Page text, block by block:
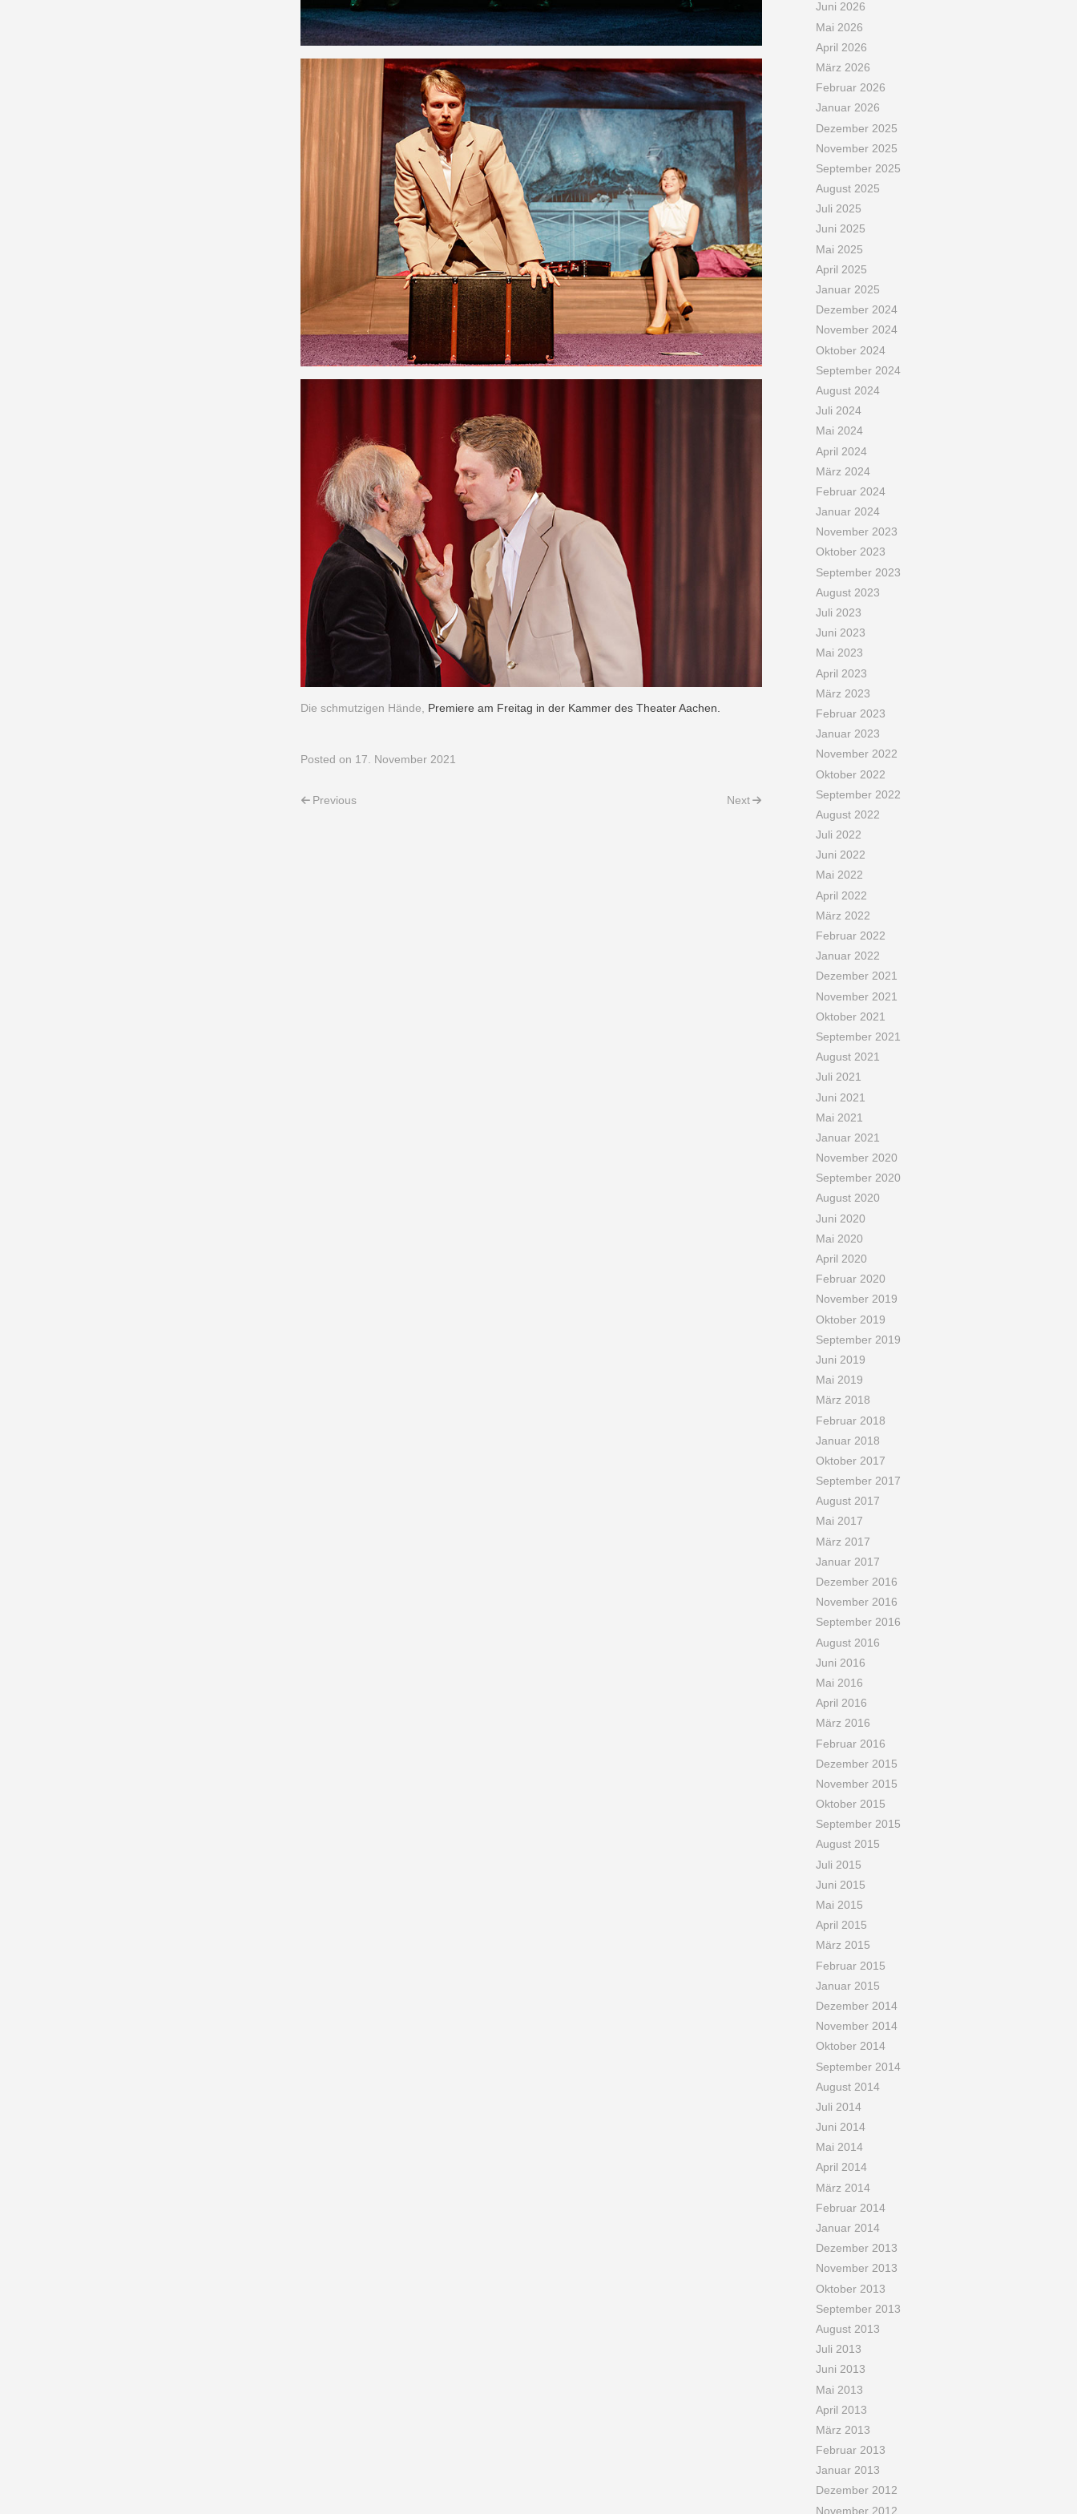
Die schmutzigen Hände, Premiere am Freitag in der Kammer des Theater Aachen.
Posted on 17. November 2021
Post navigation
Previous Next
Juni 2026
Mai 2026
April 2026
März 2026
Februar 2026
Januar 2026
Dezember 2025
November 2025
September 2025
August 2025
Juli 2025
Juni 2025
Mai 2025
April 2025
Januar 2025
Dezember 2024
November 2024
Oktober 2024
September 2024
August 2024
Juli 2024
Mai 2024
April 2024
März 2024
Februar 2024
Januar 2024
November 2023
Oktober 2023
September 2023
August 2023
Juli 2023
Juni 2023
Mai 2023
April 2023
März 2023
Februar 2023
Januar 2023
November 2022
Oktober 2022
September 2022
August 2022
Juli 2022
Juni 2022
Mai 2022
April 2022
März 2022
Februar 2022
Januar 2022
Dezember 2021
November 2021
Oktober 2021
September 2021
August 2021
Juli 2021
Juni 2021
Mai 2021
Januar 2021
November 2020
September 2020
August 2020
Juni 2020
Mai 2020
April 2020
Februar 2020
November 2019
Oktober 2019
September 2019
Juni 2019
Mai 2019
März 2018
Februar 2018
Januar 2018
Oktober 2017
September 2017
August 2017
Mai 2017
März 2017
Januar 2017
Dezember 2016
November 2016
September 2016
August 2016
Juni 2016
Mai 2016
April 2016
März 2016
Februar 2016
Dezember 2015
November 2015
Oktober 2015
September 2015
August 2015
Juli 2015
Juni 2015
Mai 2015
April 2015
März 2015
Februar 2015
Januar 2015
Dezember 2014
November 2014
Oktober 2014
September 2014
August 2014
Juli 2014
Juni 2014
Mai 2014
April 2014
März 2014
Februar 2014
Januar 2014
Dezember 2013
November 2013
Oktober 2013
September 2013
August 2013
Juli 2013
Juni 2013
Mai 2013
April 2013
März 2013
Februar 2013
Januar 2013
Dezember 2012
November 2012